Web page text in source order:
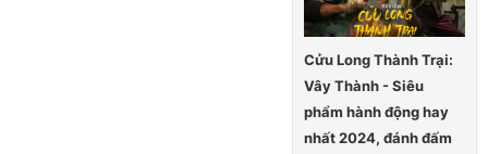
Cửu Long Thành Trại:
Vây Thành - Siêu
phẩm hành động hay
nhất 2024, đánh đấm